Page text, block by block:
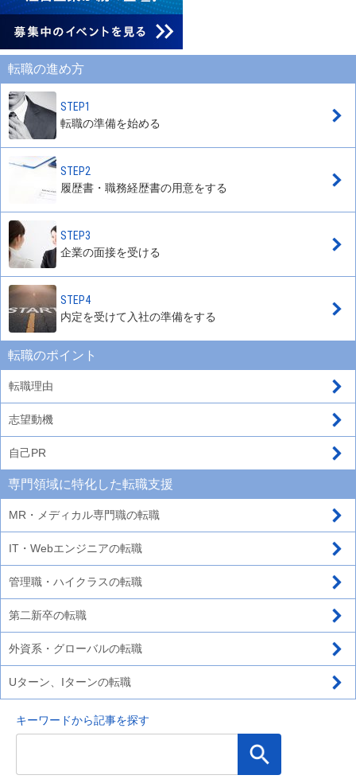
転職の進め方
STEP1
転職の準備を始める
STEP2
履歴書・職務経歴書の用意をする
STEP3
企業の面接を受ける
STEP4
内定を受けて入社の準備をする
転職のポイント
転職理由
志望動機
自己PR
専門領域に特化した転職支援
MR・メディカル専門職の転職
IT・Webエンジニアの転職
管理職・ハイクラスの転職
第二新卒の転職
外資系・グローバルの転職
Uターン、Iターンの転職
キーワードから記事を探す